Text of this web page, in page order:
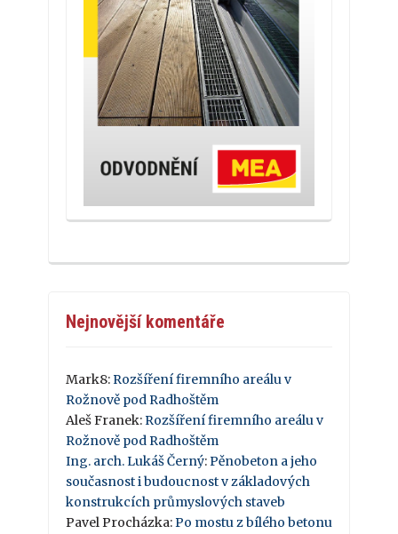
Nejnovější komentáře
Mark8:Rozšíření firemního areálu v
Rožnově pod Radhoštěm
Aleš Franek:Rozšíření firemního areálu v
Rožnově pod Radhoštěm
Ing. arch. Lukáš Černý:Pěnobeton a jeho
současnost i budoucnost v základových
konstrukcích průmyslových staveb
Pavel Procházka:Po mostu z bílého betonu